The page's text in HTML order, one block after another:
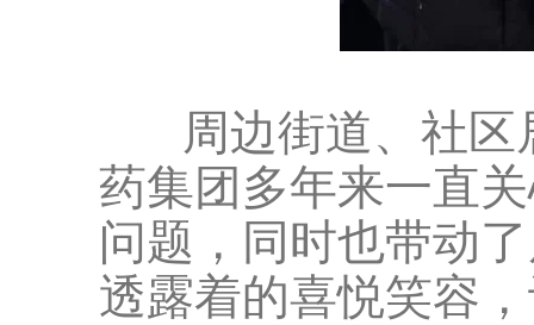
周边街道、社区
药集团多年来一直
问题，同时也带动
透露着的喜悦笑容